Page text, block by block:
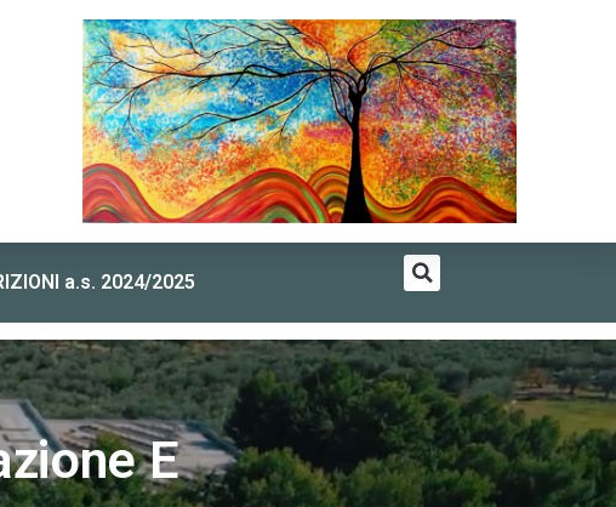
a.s. 2024/2025
E